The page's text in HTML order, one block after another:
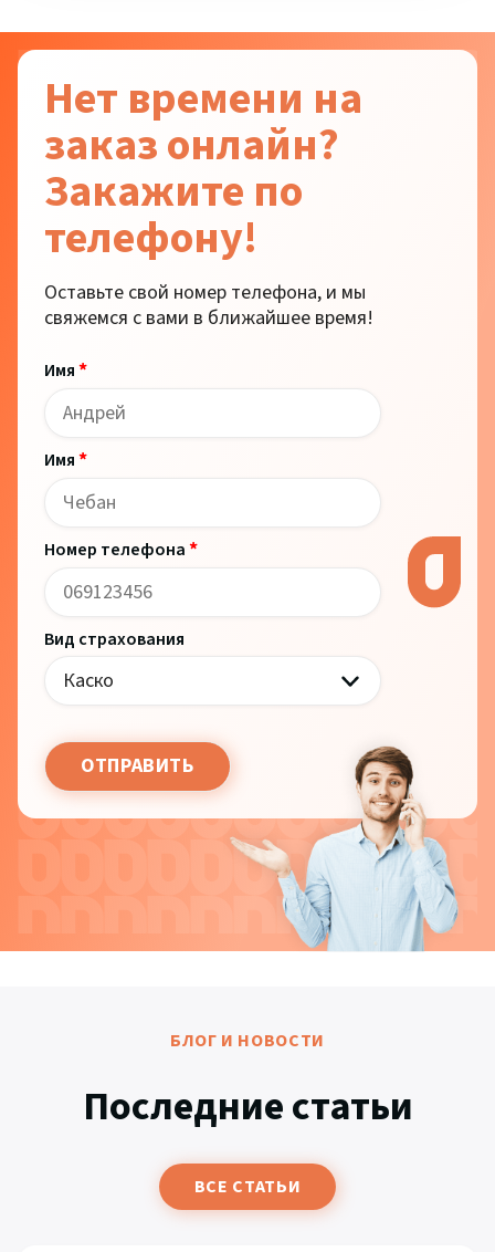
Нет времени на
заказ онлайн?
Закажите по
телефону!
Оставьте свой номер телефона, и мы
свяжемся с вами в ближайшее время!
Имя*
Имя*
Номер телефона*
Вид страхования
БЛОГ И НОВОСТИ
Последние статьи
ВСЕ СТАТЬИ